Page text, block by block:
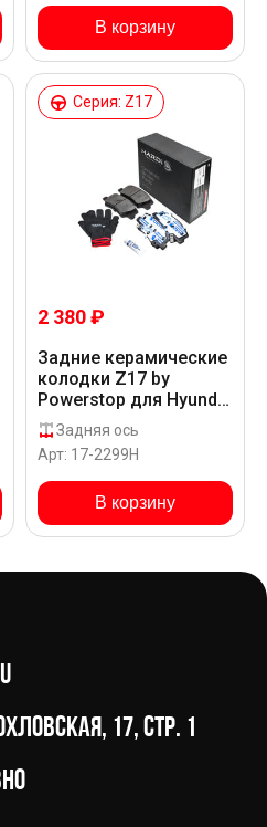
В корзину
Серия: Z17
2 380 ₽
Задние керамические
колодки Z17 by
Powerstop для Hyundai
TUCSON L NX
Задняя ось
Арт: 17-2299H
В корзину
17, стр. 1